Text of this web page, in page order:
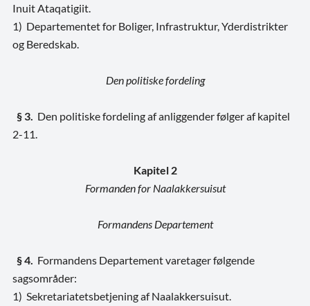
Inuit Ataqatigiit.
1) Departementet for Boliger, Infrastruktur, Yderdistrikter
og Beredskab.
Den politiske fordeling
§ 3. Den politiske fordeling af anliggender følger af kapitel
2-11.
Kapitel 2
Formanden for Naalakkersuisut
Formandens Departement
§ 4. Formandens Departement varetager følgende
sagsområder:
1) Sekretariatetsbetjening af Naalakkersuisut.